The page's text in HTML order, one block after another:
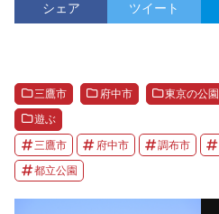
シェア ツイート
三鷹市 府中市 東京の公園
遊ぶ
三鷹市 府中市 調布市
都立公園